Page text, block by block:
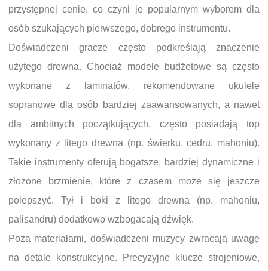
przystępnej cenie, co czyni je popularnym wyborem dla
osób szukających pierwszego, dobrego instrumentu.
Doświadczeni gracze często podkreślają znaczenie
użytego drewna. Chociaż modele budżetowe są często
wykonane z laminatów, rekomendowane ukulele
sopranowe dla osób bardziej zaawansowanych, a nawet
dla ambitnych początkujących, często posiadają top
wykonany z litego drewna (np. świerku, cedru, mahoniu).
Takie instrumenty oferują bogatsze, bardziej dynamiczne i
złożone brzmienie, które z czasem może się jeszcze
polepszyć. Tył i boki z litego drewna (np. mahoniu,
palisandru) dodatkowo wzbogacają dźwięk.
Poza materiałami, doświadczeni muzycy zwracają uwagę
na detale konstrukcyjne. Precyzyjne klucze strojeniowe,